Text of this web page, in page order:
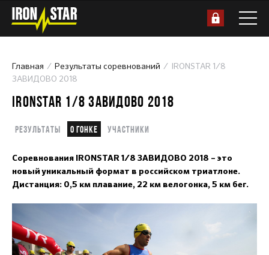
Главная Результаты соревнований
IRONSTAR 1/8
ЗАВИДОВО 2018
IRONSTAR 1/8 ЗАВИДОВО 2018
Результаты О гонке Участники
Соревнования IRONSTAR 1/8 ЗАВИДОВО 2018 – это
новый уникальный формат в российском триатлоне.
Дистанция: 0,5 км плавание, 22 км велогонка, 5 км бег.